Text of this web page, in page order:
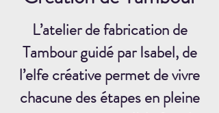
L’atelier de fabrication de
Tambour guidé par Isabel, de
l’elfe créative permet de vivre
chacune des étapes en pleine